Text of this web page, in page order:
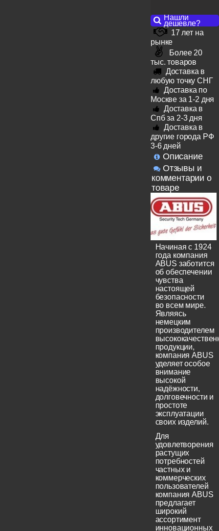
Нашли
дешевле?
17 лет на
рынке
Более 20
тыс. товаров
Доставка в
любую точку СНГ
Доставка по
Москве за 1-2 дня
Доставка в
Спб за 2-3 дня
Доставка в
другие города РФ
3-6 дней
Описание
Отзывы и
комментарии о
товаре
Начиная с 1924
года компания
ABUS заботится
об обеспечении
чувства
настоящей
безопасности
во всем мире.
Являясь
немецким
производителем
продукции,
компания ABUS
уделяет особое
внимание
высокой
надёжности,
долговечности и
простоте
эксплуатации
своих изделий.
Для
удовлетворения
растущих
потребностей
частных и
коммерческих
пользователей
компания ABUS
предлагает
широкий
ассортимент
инновационных